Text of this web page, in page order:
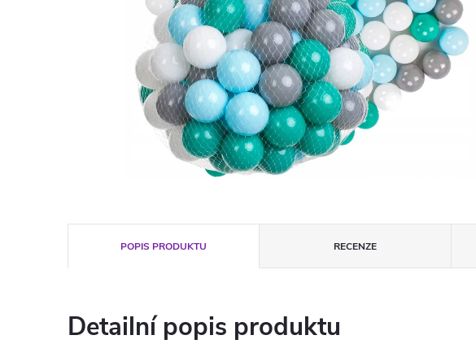
POPIS PRODUKTU RECENZE
Detailní popis produktu